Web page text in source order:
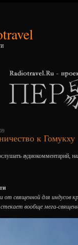
к Гомукху
аудиокомментарий,
от священной для индусов
вообще мега-